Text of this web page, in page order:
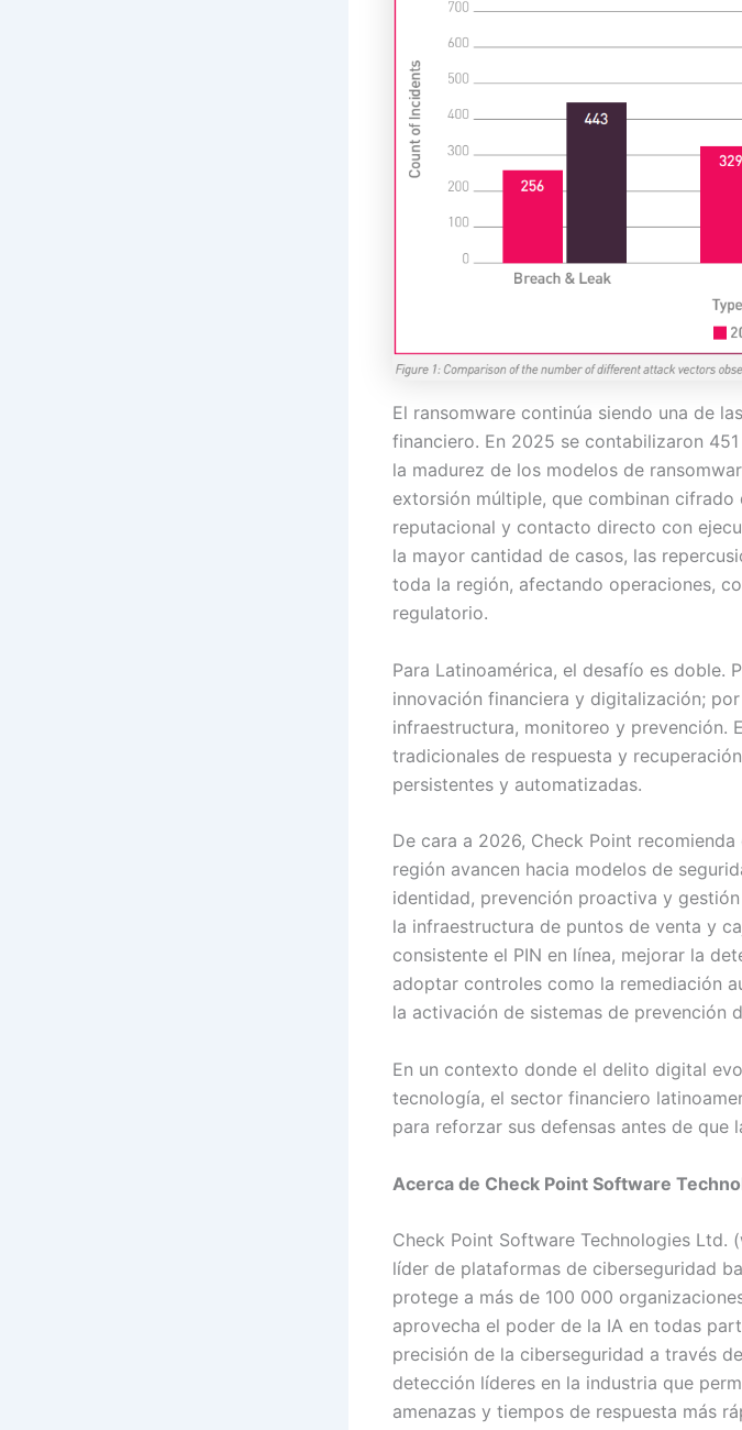
El ransomware continúa siendo una de
financiero. En 2025 se contabilizaron
la madurez de los modelos de
extorsión múltiple, que combinan
reputacional y contacto directo con
la mayor cantidad de casos, las
toda la región, afectando operaciones,
regulatorio.
Para Latinoamérica, el desafío es doble.
innovación financiera y digitalización;
infraestructura, monitoreo y prevención.
tradicionales de respuesta y
persistentes y automatizadas.
De cara a 2026, Check Point
región avancen hacia modelos de
identidad, prevención proactiva y
la infraestructura de puntos de venta y
consistente el PIN en línea, mejorar la
adoptar controles como la remediación
la activación de sistemas de prevención
En un contexto donde el delito digital
tecnología, el sector financiero
para reforzar sus defensas antes de que
Acerca de Check Point Software
Check Point Software Technologies Ltd.
líder de plataformas de ciberseguridad
protege a más de 100 000
aprovecha el poder de la IA en todas
precisión de la ciberseguridad a través
detección líderes en la industria que
amenazas y tiempos de respuesta más